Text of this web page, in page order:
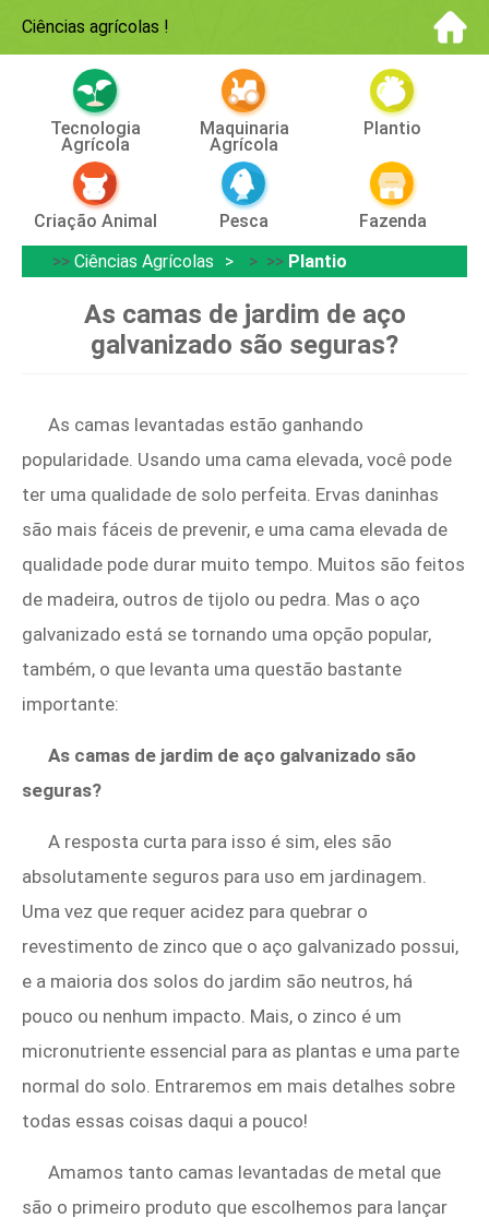
Ciências agrícolas !
Tecnologia
Agrícola
Maquinaria
Agrícola
Plantio
Criação Animal Pesca
Fazenda
>> Ciências Agrícolas > >> Plantio
As camas de jardim de aço
galvanizado são seguras?
As camas levantadas estão ganhando
popularidade. Usando uma cama elevada, você pode
ter uma qualidade de solo perfeita. Ervas daninhas
são mais fáceis de prevenir, e uma cama elevada de
qualidade pode durar muito tempo. Muitos são feitos
de madeira, outros de tijolo ou pedra. Mas o aço
galvanizado está se tornando uma opção popular,
também, o que levanta uma questão bastante
importante:
As camas de jardim de aço galvanizado são
seguras?
A resposta curta para isso é sim, eles são
absolutamente seguros para uso em jardinagem.
Uma vez que requer acidez para quebrar o
revestimento de zinco que o aço galvanizado possui,
e a maioria dos solos do jardim são neutros, há
pouco ou nenhum impacto. Mais, o zinco é um
micronutriente essencial para as plantas e uma parte
normal do solo. Entraremos em mais detalhes sobre
todas essas coisas daqui a pouco!
Amamos tanto camas levantadas de metal que
são o primeiro produto que escolhemos para lançar